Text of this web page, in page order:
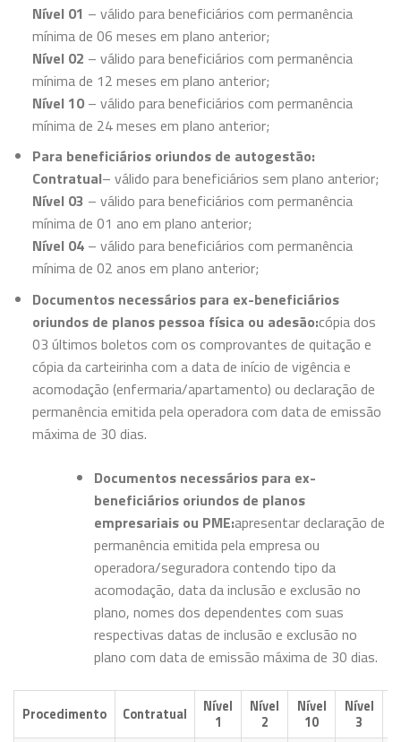
Nível 01 – válido para beneficiários com permanência
mínima de 06 meses em plano anterior;
Nível 02 – válido para beneficiários com permanência
mínima de 12 meses em plano anterior;
Nível 10– válido para beneficiários com permanência
mínima de 24 meses em plano anterior;
Para beneficiários oriundos de autogestão:
Contratual– válido para beneficiários sem plano anterior;
Nível 03 – válido para beneficiários com permanência
mínima de 01 ano em plano anterior;
Nível 04– válido para beneficiários com permanência
mínima de 02 anos em plano anterior;
Documentos necessários para ex-beneficiários
oriundos de planos pessoa física ou adesão:cópia dos
03 últimos boletos com os comprovantes de quitação e
cópia da carteirinha com a data de início de vigência e
acomodação (enfermaria/apartamento) ou declaração de
permanência emitida pela operadora com data de emissão
máxima de 30 dias.
Documentos necessários para ex-
beneficiários oriundos de planos
empresariais ou PME:apresentar declaração de
permanência emitida pela empresa ou
operadora/seguradora contendo tipo da
acomodação, data da inclusão e exclusão no
plano, nomes dos dependentes com suas
respectivas datas de inclusão e exclusão no
plano com data de emissão máxima de 30 dias.
Procedimento Contratual
Nível
1
Nível
2
Nível
10
Nível
3